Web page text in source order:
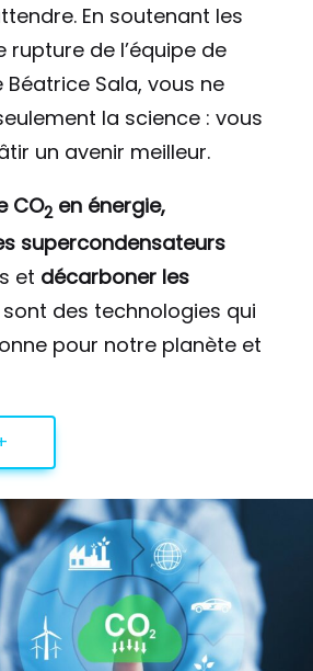
En soutenant les
rupture de l’équipe de
Sala, vous ne
la science : vous
un avenir meilleur.
CO2 en énergie,
supercondensateurs
et décarboner les
des technologies qui
pour notre planète et